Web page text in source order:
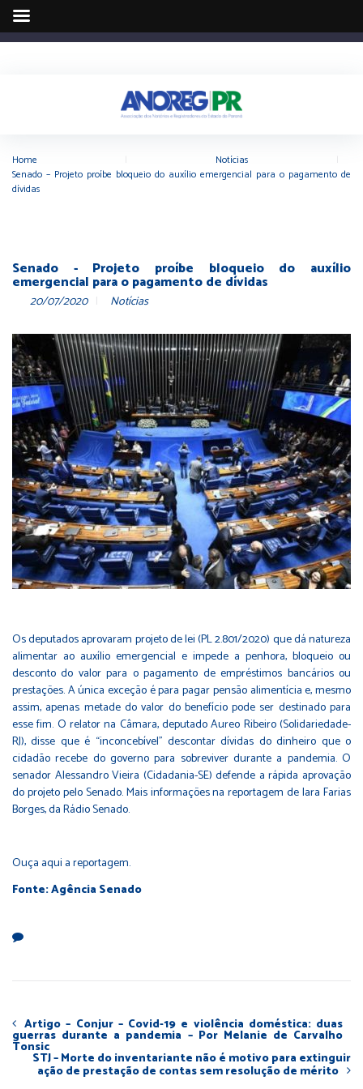
Home Notícias
Senado – Projeto proíbe bloqueio do auxílio emergencial para o pagamento de
dívidas
Senado - Projeto proíbe bloqueio do auxílio
emergencial para o pagamento de dívidas
20/07/2020 Notícias
Os deputados aprovaram projeto de lei (PL 2.801/2020) que dá natureza
alimentar ao auxílio emergencial e impede a penhora, bloqueio ou
desconto do valor para o pagamento de empréstimos bancários ou
prestações. A única exceção é para pagar pensão alimentícia e, mesmo
assim, apenas metade do valor do benefício pode ser destinado para
esse fim. O relator na Câmara, deputado Aureo Ribeiro (Solidariedade-
RJ), disse que é “inconcebível” descontar dívidas do dinheiro que o
cidadão recebe do governo para sobreviver durante a pandemia. O
senador Alessandro Vieira (Cidadania-SE) defende a rápida aprovação
do projeto pelo Senado. Mais informações na reportagem de Iara Farias
Borges, da Rádio Senado.
Ouça aqui a reportagem.
Fonte: Agência Senado
Artigo – Conjur – Covid-19 e violência doméstica: duas
guerras durante a pandemia – Por Melanie de Carvalho
Tonsic
STJ – Morte do inventariante não é motivo para extinguir
ação de prestação de contas sem resolução de mérito